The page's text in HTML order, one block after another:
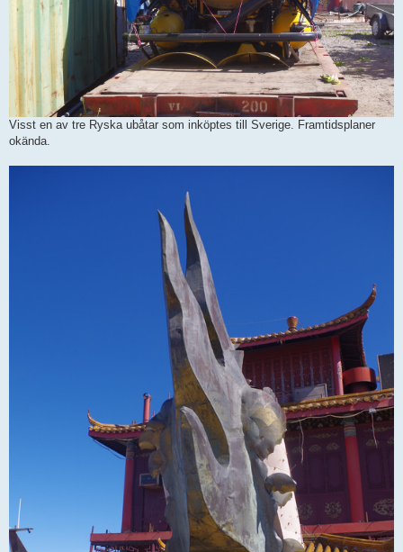
Visst en av tre Ryska ubåtar som inköptes till Sverige. Framtidsplaner
okända.